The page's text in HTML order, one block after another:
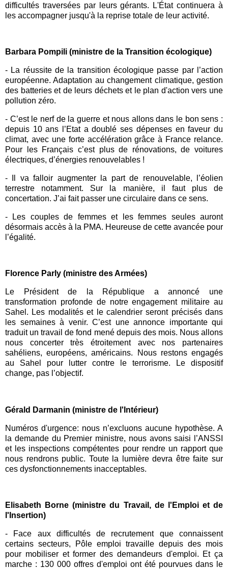
difficultés traversées par leurs gérants. L'État continuera à
les accompagner jusqu'à la reprise totale de leur activité.
Barbara Pompili (ministre de la Transition écologique)
- La réussite de la transition écologique passe par l’action
européenne. Adaptation au changement climatique, gestion
des batteries et de leurs déchets et le plan d'action vers une
pollution zéro.
- C’est le nerf de la guerre et nous allons dans le bon sens :
depuis 10 ans l’Etat a doublé ses dépenses en faveur du
climat, avec une forte accélération grâce à France relance.
Pour les Français c’est plus de rénovations, de voitures
électriques, d’énergies renouvelables !
- Il va falloir augmenter la part de renouvelable, l’éolien
terrestre notamment. Sur la manière, il faut plus de
concertation. J’ai fait passer une circulaire dans ce sens.
-
Les couples de femmes et les femmes seules auront
désormais accès à la PMA. Heureuse de cette avancée pour
l’égalité.
Florence Parly (ministre des Armées)
Le Président de la République a annoncé une
transformation profonde de notre engagement militaire au
Sahel. Les modalités et le calendrier seront précisés dans
les semaines à venir. C’est une annonce importante qui
traduit un travail de fond mené depuis des mois. Nous allons
nous concerter très étroitement avec nos partenaires
sahéliens, européens, américains. Nous restons engagés
au Sahel pour lutter contre le terrorisme. Le dispositif
change, pas l’objectif.
Gérald Darmanin (ministre de l'Intérieur)
Numéros d'urgence: nous n’excluons aucune hypothèse. A
la demande du Premier ministre, nous avons saisi l’ANSSI
et les inspections compétentes pour rendre un rapport que
nous rendrons public. Toute la lumière devra être faite sur
ces dysfonctionnements inacceptables.
Elisabeth Borne (ministre du Travail, de l'Emploi et de
l'Insertion)
- Face aux difficultés de recrutement que connaissent
certains secteurs, Pôle emploi travaille depuis des mois
pour mobiliser et former des demandeurs d'emploi. Et ça
marche : 130 000 offres d'emploi ont été pourvues dans le